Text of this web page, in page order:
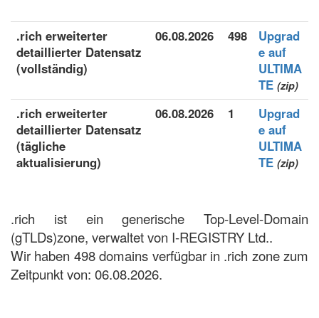
.rich erweiterter
detaillierter Datensatz
(vollständig)
06.08.2026 498
Upgrad
e auf
ULTIMA
TE (zip)
.rich erweiterter
detaillierter Datensatz
(tägliche
aktualisierung)
06.08.2026 1
Upgrad
e auf
ULTIMA
TE (zip)
.rich ist ein generische Top-Level-Domain
(gTLDs)zone, verwaltet von I-REGISTRY Ltd..
Wir haben 498 domains verfügbar in .rich zone zum
Zeitpunkt von: 06.08.2026.